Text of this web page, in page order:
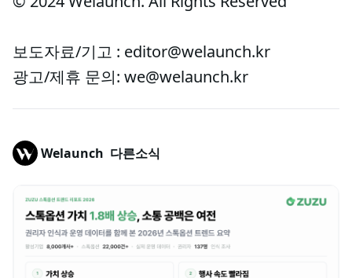
보도자료/기고 : editor@welaunch.kr
광고/제휴 문의: we@welaunch.kr
Welaunch 다른소식